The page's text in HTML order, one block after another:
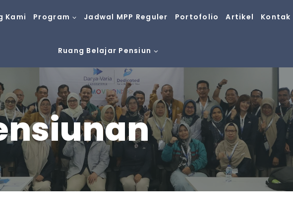
Kami Program Jadwal MPP Reguler Portofolio Artikel Kontak
Ruang Belajar Pensiun